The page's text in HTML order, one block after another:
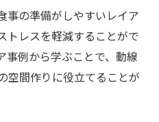
事の準備がしやすいレイア
トレスを軽減することがで
事例から学ぶことで、動線
空間作りに役立てることが